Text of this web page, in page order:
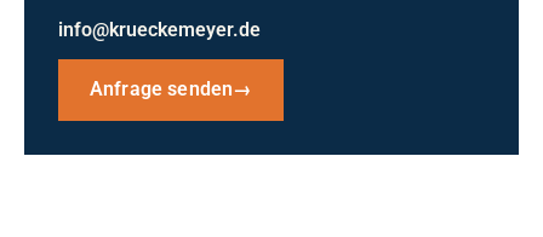
info@krueckemeyer.de
Anfrage senden→